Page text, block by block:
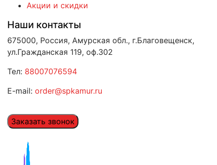
Акции и скидки
Наши контакты
675000, Россия, Амурская обл., г.Благовещенск,
ул.Гражданская 119, оф.302
Тел: 88007076594
E-mail: order@spkamur.ru
Заказать звонок